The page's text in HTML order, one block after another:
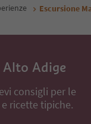
Escursione
Alto Adige
consigli per le
ricette tipiche.